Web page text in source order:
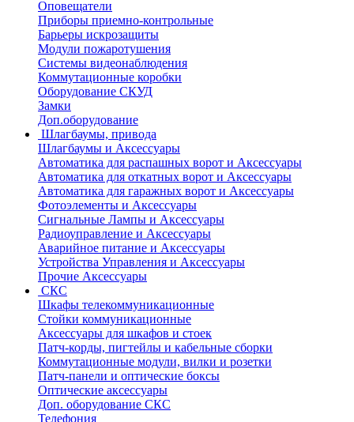
Оповещатели
Приборы приемно-контрольные
Барьеры искрозащиты
Модули пожаротушения
Системы видеонаблюдения
Коммутационные коробки
Оборудование СКУД
Замки
Доп.оборудование
Шлагбаумы, привода
Шлагбаумы и Аксессуары
Автоматика для распашных ворот и Аксессуары
Автоматика для откатных ворот и Аксессуары
Автоматика для гаражных ворот и Аксессуары
Фотоэлементы и Аксессуары
Сигнальные Лампы и Аксессуары
Радиоуправление и Аксессуары
Аварийное питание и Аксессуары
Устройства Управления и Аксессуары
Прочие Аксессуары
СКС
Шкафы телекоммуникационные
Стойки коммуникационные
Аксессуары для шкафов и стоек
Патч-корды, пигтейлы и кабельные сборки
Коммутационные модули, вилки и розетки
Патч-панели и оптические боксы
Оптические аксессуары
Доп. оборудование СКС
Телефония